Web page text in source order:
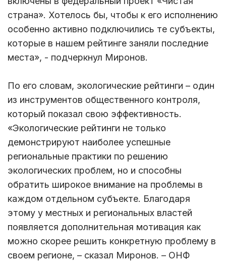
страна». Хотелось бы, чтобы к его исполнению
особенно активно подключились те субъекты,
которые в нашем рейтинге заняли последние
места», - подчеркнул Миронов.
По его словам, экологические рейтинги – один
из инструментов общественного контроля,
который показал свою эффективность.
«Экологические рейтинги не только
демонстрируют наиболее успешные
региональные практики по решению
экологических проблем, но и способны
обратить широкое внимание на проблемы в
каждом отдельном субъекте. Благодаря
этому у местных и региональных властей
появляется дополнительная мотивация как
можно скорее решить конкретную проблему в
своем регионе, – сказал Миронов. – ОНФ